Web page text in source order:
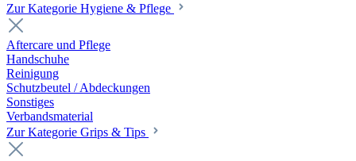
Zur Kategorie Hygiene & Pflege
Aftercare und Pflege
Handschuhe
Reinigung
Schutzbeutel / Abdeckungen
Sonstiges
Verbandsmaterial
Zur Kategorie Grips & Tips